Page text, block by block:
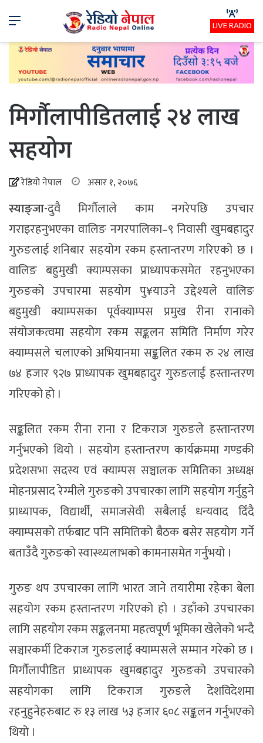
Menu LIVE RADIO
मिर्गाैलापीडितलाई २४ लाख
सहयोग
रेडियो नेपाल असार १, २०७६
स्याङ्जा-दुवै मिर्गौलाले काम नगरेपछि उपचार
गराइरहनुभएका वालिङ नगरपालिका–९ निवासी खुमबहादुर
गुरुङलाई शनिबार सहयोग रकम हस्तान्तरण गरिएको छ ।
वालिङ बहुमुखी क्याम्पसका प्राध्यापकसमेत रहनुभएका
गुरुङको उपचारमा सहयोग पु¥याउने उद्देश्यले वालिङ
बहुमुखी क्याम्पसका पूर्वक्याम्पस प्रमुख रीना रानाको
संयोजकत्वमा सहयोग रकम सङ्कलन समिति निर्माण गरेर
क्याम्पसले चलाएको अभियानमा सङ्कलित रकम रु २४ लाख
७४ हजार ९२७ प्राध्यापक खुमबहादुर गुरुङलाई हस्तान्तरण
गरिएको हो ।
सङ्कलित रकम रीना राना र टिकराज गुरुङले हस्तान्तरण
गर्नुभएको थियो । सहयोग हस्तान्तरण कार्यक्रममा गण्डकी
प्रदेशसभा सदस्य एवं क्याम्पस सञ्चालक समितिका अध्यक्ष
मोहनप्रसाद रेग्मीले गुरुङको उपचारका लागि सहयोग गर्नुहुने
प्राध्यापक, विद्यार्थी, समाजसेवी सबैलाई धन्यवाद दिँदै
क्याम्पसको तर्फबाट पनि समितिको बैठक बसेर सहयोग गर्ने
बताउँदै गुरुङको स्वास्थ्यलाभको कामनासमेत गर्नुभयो ।
गुरुङ थप उपचारका लागि भारत जाने तयारीमा रहेका बेला
सहयोग रकम हस्तान्तरण गरिएको हो । उहाँको उपचारका
लागि सहयोग रकम सङ्कलनमा महत्वपूर्ण भूमिका खेलेको भन्दै
सञ्चारकर्मी टिकराज गुरुङलाई क्याम्पसले सम्मान गरेको छ ।
मिर्गौलापीडित प्राध्यापक खुमबहादुर गुरुङको उपचारको
सहयोगका लागि टिकराज गुरुङले देशविदेशमा
रहनुहुनेहरुबाट रु १३ लाख ५३ हजार ६०८ सङ्कलन गर्नुभएको
थियो ।